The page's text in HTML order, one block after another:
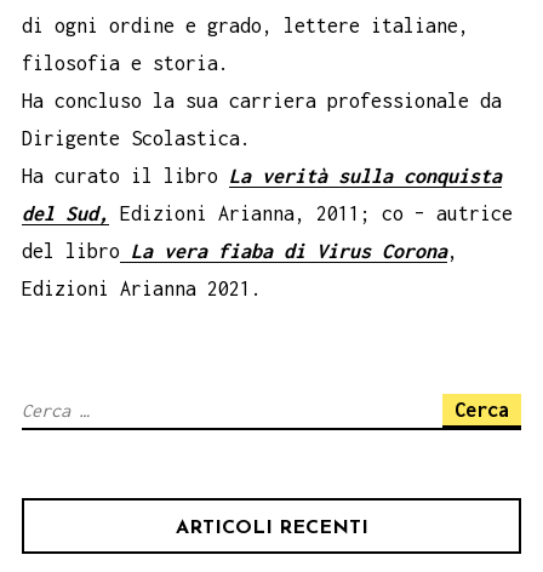
di ogni ordine e grado, lettere italiane,
filosofia e storia.
Ha concluso la sua carriera professionale da
Dirigente Scolastica.
Ha curato il libro La verità sulla conquista
del Sud,
Edizioni Arianna, 2011; co – autrice
del libro La vera fiaba di Virus Corona,
Edizioni Arianna 2021.
Ricerca
ARTICOLI RECENTI